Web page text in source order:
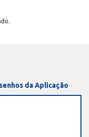
da Aplicação